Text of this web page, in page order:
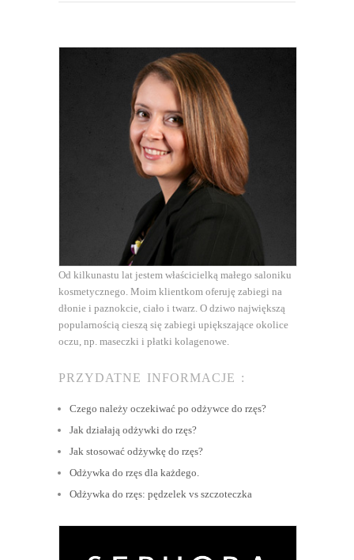
Od kilkunastu lat jestem właścicielką małego saloniku
kosmetycznego. Moim klientkom oferuję zabiegi na
dłonie i paznokcie, ciało i twarz. O dziwo największą
popularnością cieszą się zabiegi upiększające okolice
oczu, np. maseczki i płatki kolagenowe.
PRZYDATNE INFORMACJE :
Czego należy oczekiwać po odżywce do rzęs?
Jak działają odżywki do rzęs?
Jak stosować odżywkę do rzęs?
Odżywka do rzęs dla każdego.
Odżywka do rzęs: pędzelek vs szczoteczka